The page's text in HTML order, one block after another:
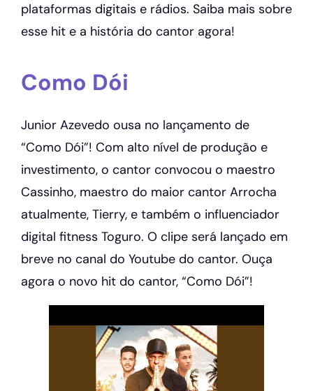
plataformas digitais e rádios. Saiba mais sobre
esse hit e a história do cantor agora!
Como Dói
Junior Azevedo ousa no lançamento de
“Como Dói”! Com alto nível de produção e
investimento, o cantor convocou o maestro
Cassinho, maestro do maior cantor Arrocha
atualmente, Tierry, e também o influenciador
digital fitness Toguro. O clipe será lançado em
breve no canal do Youtube do cantor. Ouça
agora o novo hit do cantor, “Como Dói”!